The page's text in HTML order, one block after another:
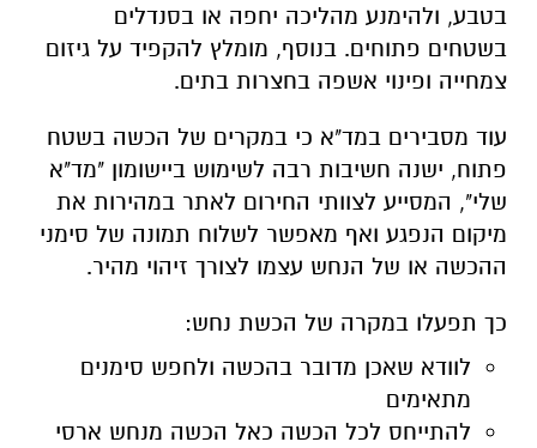
בטבע, ולהימנע מהליכה יחפה או בסנדלים
בשטחים פתוחים. בנוסף, מומלץ להקפיד על גיזום
צמחייה ופינוי אשפה בחצרות בתים.
עוד מסבירים במד"א כי במקרים של הכשה בשטח
פתוח, ישנה חשיבות רבה לשימוש ביישומון "מד"א
שלי", המסייע לצוותי החירום לאתר במהירות את
מיקום הנפגע ואף מאפשר לשלוח תמונה של סימני
ההכשה או של הנחש עצמו לצורך זיהוי מהיר.
כך תפעלו במקרה של הכשת נחש:
לוודא שאכן מדובר בהכשה ולחפש סימנים
מתאימים
להתייחס לכל הכשה כאל הכשה מנחש ארסי